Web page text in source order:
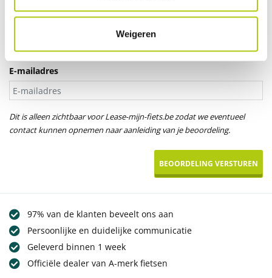
Weigeren
Uw naam
E-mailadres
Dit is alleen zichtbaar voor Lease-mijn-fiets.be zodat we eventueel
contact kunnen opnemen naar aanleiding van je beoordeling.
97% van de klanten beveelt ons aan
Persoonlijke en duidelijke communicatie
Geleverd binnen 1 week
Officiële dealer van A-merk fietsen